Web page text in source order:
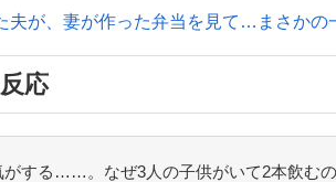
夫が、妻が作った弁当を見て…まさかの
応
がする……。なぜ3人の子供がいて2本飲む